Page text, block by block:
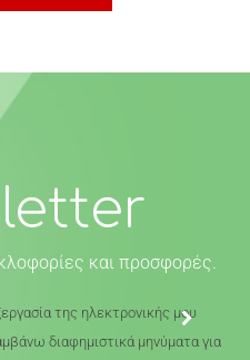
και προσφορές.
της ηλεκτρονικής μου
διαφημιστικά μηνύματα για